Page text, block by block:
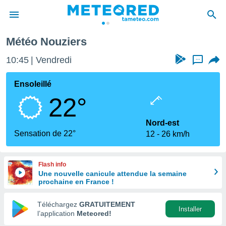
de
en
Météo Nouziers
10:45 Vendredi ...
Ensoleillé
22°
Sensation de 22°
Nord-est
12
26 km/h
Flash info
Une nouvelle canicule attendue la semaine
prochaine en France !
Téléchargez GRATUITEMENT
l’application Meteored!
Installer